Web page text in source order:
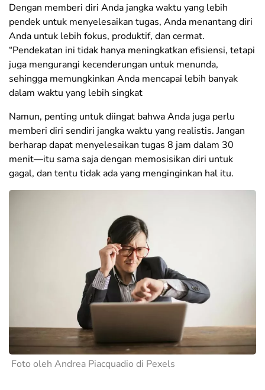
Dengan memberi diri Anda jangka waktu yang lebih
pendek untuk menyelesaikan tugas, Anda menantang diri
Anda untuk lebih fokus, produktif, dan cermat.
“Pendekatan ini tidak hanya meningkatkan efisiensi, tetapi
juga mengurangi kecenderungan untuk menunda,
sehingga memungkinkan Anda mencapai lebih banyak
dalam waktu yang lebih singkat
Namun, penting untuk diingat bahwa Anda juga perlu
memberi diri sendiri jangka waktu yang realistis. Jangan
berharap dapat menyelesaikan tugas 8 jam dalam 30
menit—itu sama saja dengan memosisikan diri untuk
gagal, dan tentu tidak ada yang menginginkan hal itu.
Foto oleh Andrea Piacquadio di Pexels